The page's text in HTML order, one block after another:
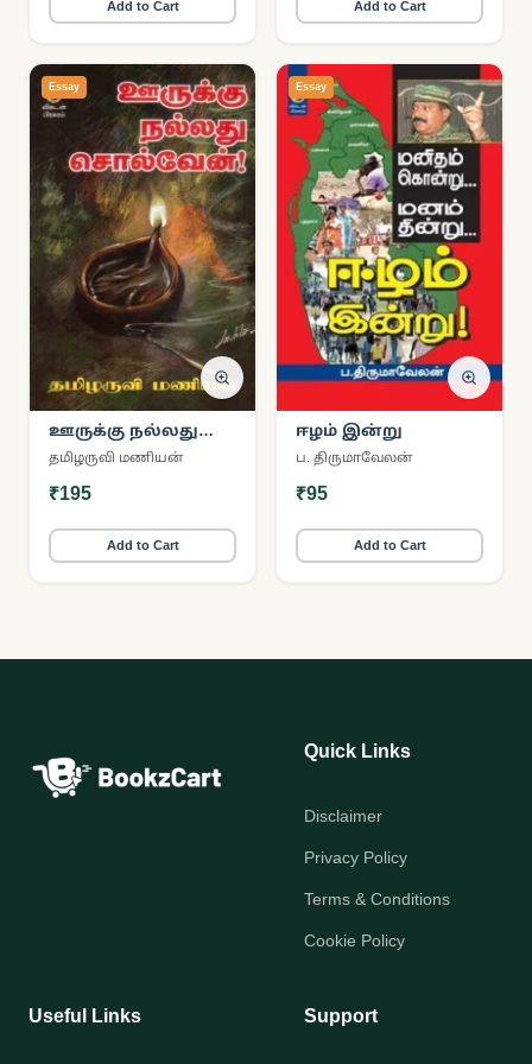
Add to Cart Add to Cart
Essay
ஊருக்கு நல்லது
சொல்வேன்
தமிழருவி மணியன்
₹195
Add to Cart
Essay
ஈழம் இன்று
ப. திருமாவேலன்
₹95
Add to Cart
Quick Links
Disclaimer
Privacy Policy
Terms & Conditions
Cookie Policy
Useful Links Support